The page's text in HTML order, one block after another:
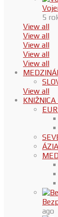
5
View all
View all
View all
View all
View all
View all
ÁZIA
ago